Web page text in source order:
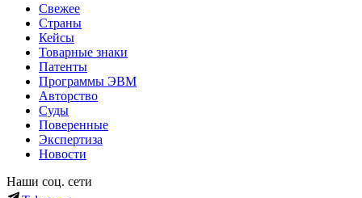
Свежее
Страны
Кейсы
Товарные знаки
Патенты
Программы ЭВМ
Авторство
Суды
Поверенные
Экспертиза
Новости
Наши соц. сети